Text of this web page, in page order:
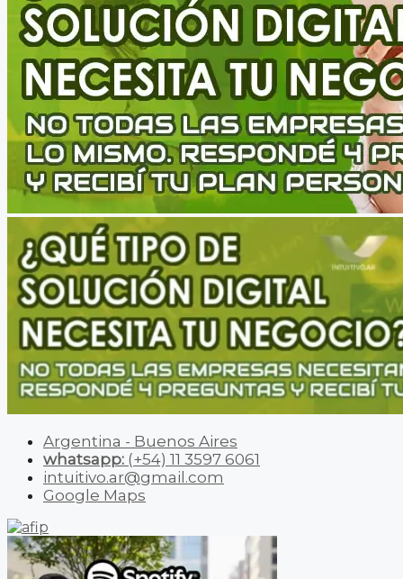
Argentina - Buenos Aires
whatsapp: (+54) 11 3597 6061
intuitivo.ar@gmail.com
Google Maps